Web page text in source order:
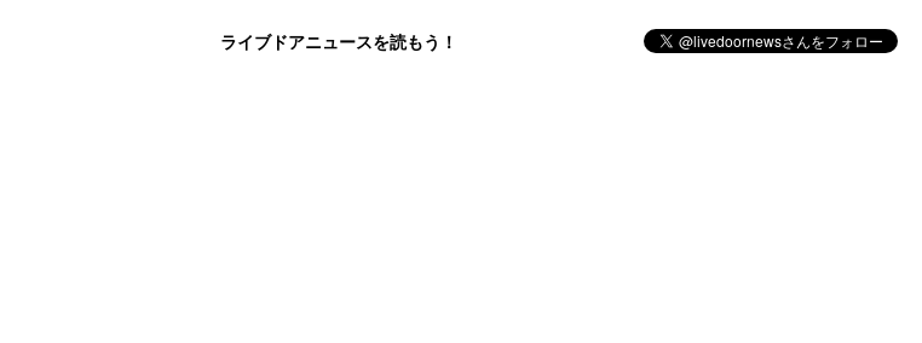
ライブドアニュースを読もう！